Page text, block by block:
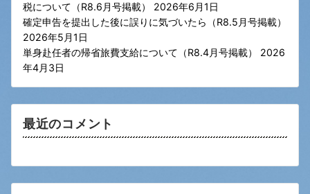
税について（R8.6月号掲載）
2026年6月1日
確定申告を提出した後に誤りに気づいたら（R8.5月号掲載）
2026年5月1日
単身赴任者の帰省旅費支給について（R8.4月号掲載）
2026
年4月3日
最近のコメント